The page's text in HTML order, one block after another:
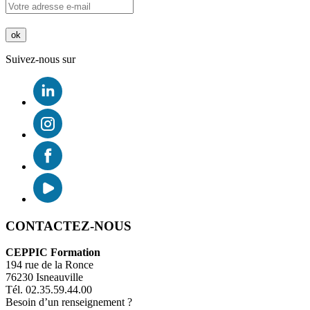
Suivez-nous sur
CONTACTEZ-NOUS
CEPPIC Formation
194 rue de la Ronce
76230 Isneauville
Tél. 02.35.59.44.00
Besoin d’un renseignement ?